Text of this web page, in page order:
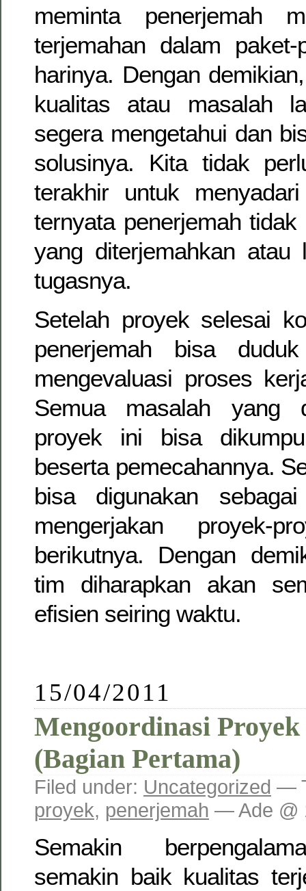
meminta penerjemah
terjemahan dalam
harinya. Dengan
kualitas atau masalah
segera mengetahui dan
solusinya. Kita tidak
terakhir untuk
ternyata penerjemah
yang diterjemahkan atau
tugasnya.
Setelah proyek selesai
penerjemah bisa
mengevaluasi proses
Semua masalah yang
proyek ini bisa
beserta pemecahannya.
bisa digunakan
mengerjakan proyek-
berikutnya. Dengan
tim diharapkan akan
efisien seiring waktu.
15/04/2011
Mengoordinasi
(Bagian Pertama)
Filed under: Uncategorized —
proyek, penerjemah — Ade @
Semakin
semakin baik kualitas